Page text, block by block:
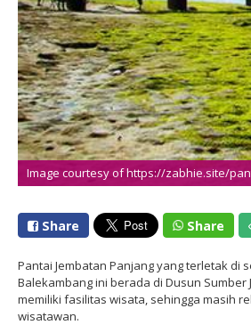
Image courtesy of https://zabhie.site/
Share Share
Pantai Jembatan Panjang yang terletak di
Balekambang ini berada di Dusun Sumber
memiliki fasilitas wisata, sehingga masih
wisatawan.